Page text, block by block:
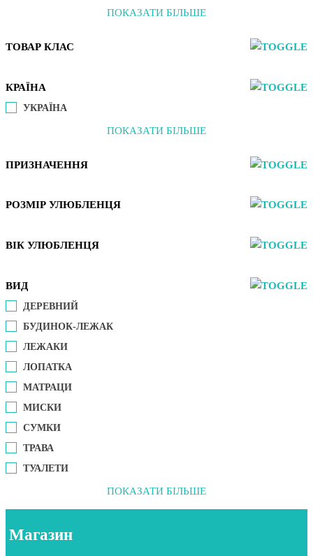
ПОКАЗАТИ БІЛЬШЕ
ТОВАР КЛАС
КРАЇНА
УКРАЇНА
ПОКАЗАТИ БІЛЬШЕ
ПРИЗНАЧЕННЯ
РОЗМІР УЛЮБЛЕНЦЯ
ВІК УЛЮБЛЕНЦЯ
ВИД
ДЕРЕВНИЙ
БУДИНОК-ЛЕЖАК
ЛЕЖАКИ
ЛОПАТКА
МАТРАЦИ
МИСКИ
СУМКИ
ТРАВА
ТУАЛЕТИ
ПОКАЗАТИ БІЛЬШЕ
Магазин